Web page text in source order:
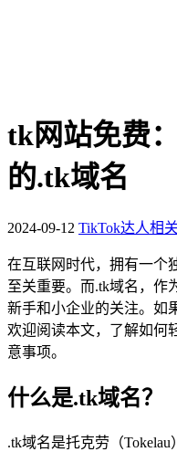
tk网站免费
的.tk域名
2024-09-12 TikTok达人相关
在互联网时代，拥有一个
至关重要。而.tk域名，作
新手和小企业的关注。如
欢迎阅读本文，了解如何
意事项。
什么是.tk域名？
.tk域名是托克劳（